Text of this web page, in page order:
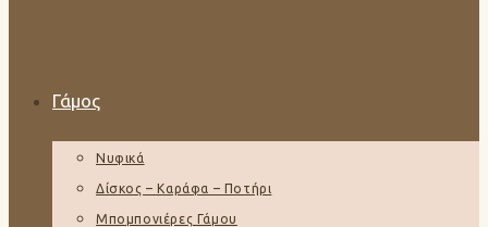
Γάμος
Νυφικά
Δίσκος – Καράφα – Ποτήρι
Μπομπονιέρες Γάμου